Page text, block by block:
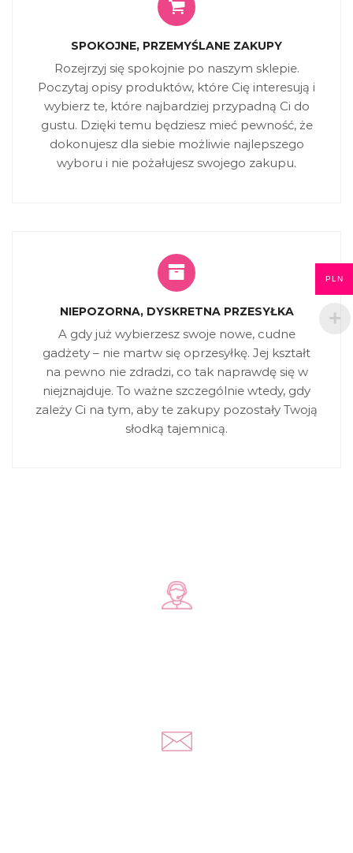
SPOKOJNE, PRZEMYŚLANE ZAKUPY
Rozejrzyj się spokojnie po naszym sklepie.
Poczytaj opisy produktów, które Cię interesują i
wybierz te, które najbardziej przypadną Ci do
gustu. Dzięki temu będziesz mieć pewność, że
dokonujesz dla siebie możliwie najlepszego
wyboru i nie pożałujesz swojego zakupu.
NIEPOZORNA, DYSKRETNA PRZESYŁKA
A gdy już wybierzesz swoje nowe, cudne
gadżety – nie martw się oprzesyłkę. Jej kształt
na pewno nie zdradzi, co tak naprawdę się w
niejznajduje. To ważne szczególnie wtedy, gdy
zależy Ci na tym, aby te zakupy pozostały Twoją
słodką tajemnicą.
PLN